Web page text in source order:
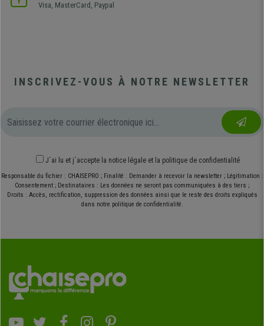
Visa, MasterCard, Paypal
INSCRIVEZ-VOUS À NOTRE NEWSLETTER
J´ai lu et j´accepte la notice légale et la politique de confidentialité
Responsable du fichier : CHAISEPRO ; Finalité : Demander à recevoir la newsletter ; Légitimation :
Consentement ; Destinataires : Les données ne seront pas communiquées à des tiers ;
Droits : Accès, rectification, suppression des données ainsi que le reste des droits expliqués
dans notre politique de confidentialité.